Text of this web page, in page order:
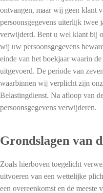
ontvangen, maar wij geen klant
persoonsgegevens uiterlijk twee
verwijderd. Bent u wel klant bij
wij uw persoonsgegevens
einde van het boekjaar waarin
uitgevoerd. De periode van
waarbinnen wij verplicht zijn
Belastingdienst. Na afloop van
persoonsgegevens verwijderen.
Grondslagen van
Zoals hierboven toegelicht
uitvoeren van een wettelijke
een overeenkomst en de meeste